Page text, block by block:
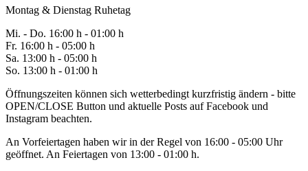
Montag & Dienstag Ruhetag
Mi. - Do. 16:00 h - 01 :00 h
Fr. 16:00 h - 05:00 h
Sa. 13:00 h - 05:00 h
So. 13:00 h - 01:00 h
Öffnungszeiten können sich wetterbedingt kurzfristig ändern - bitte
OPEN/CLOSE Button und aktuelle Posts auf Facebook und
Instagram beachten.
An Vorfeiertagen haben wir in der Regel von 16:00 - 05:00 Uhr
geöffnet. An Feiertagen von 13:00 - 01:00 h.